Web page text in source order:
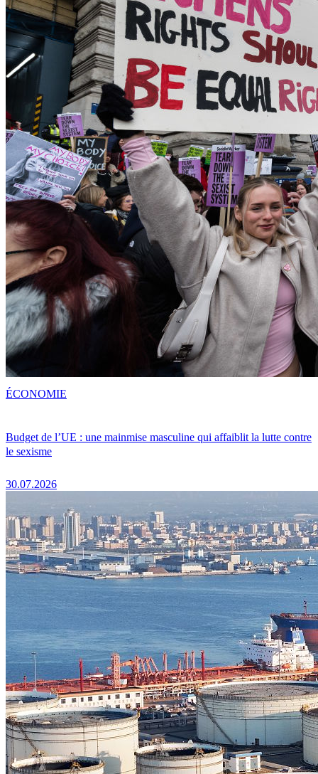
Budget de l’UE : une mainmise masculine qui affaiblit la lutte contre
le sexisme
30.07.2026
ÉCONOMIE